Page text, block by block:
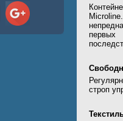
первых
строп